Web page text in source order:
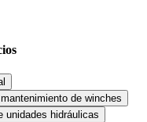
de winches
unidades hidráulicas